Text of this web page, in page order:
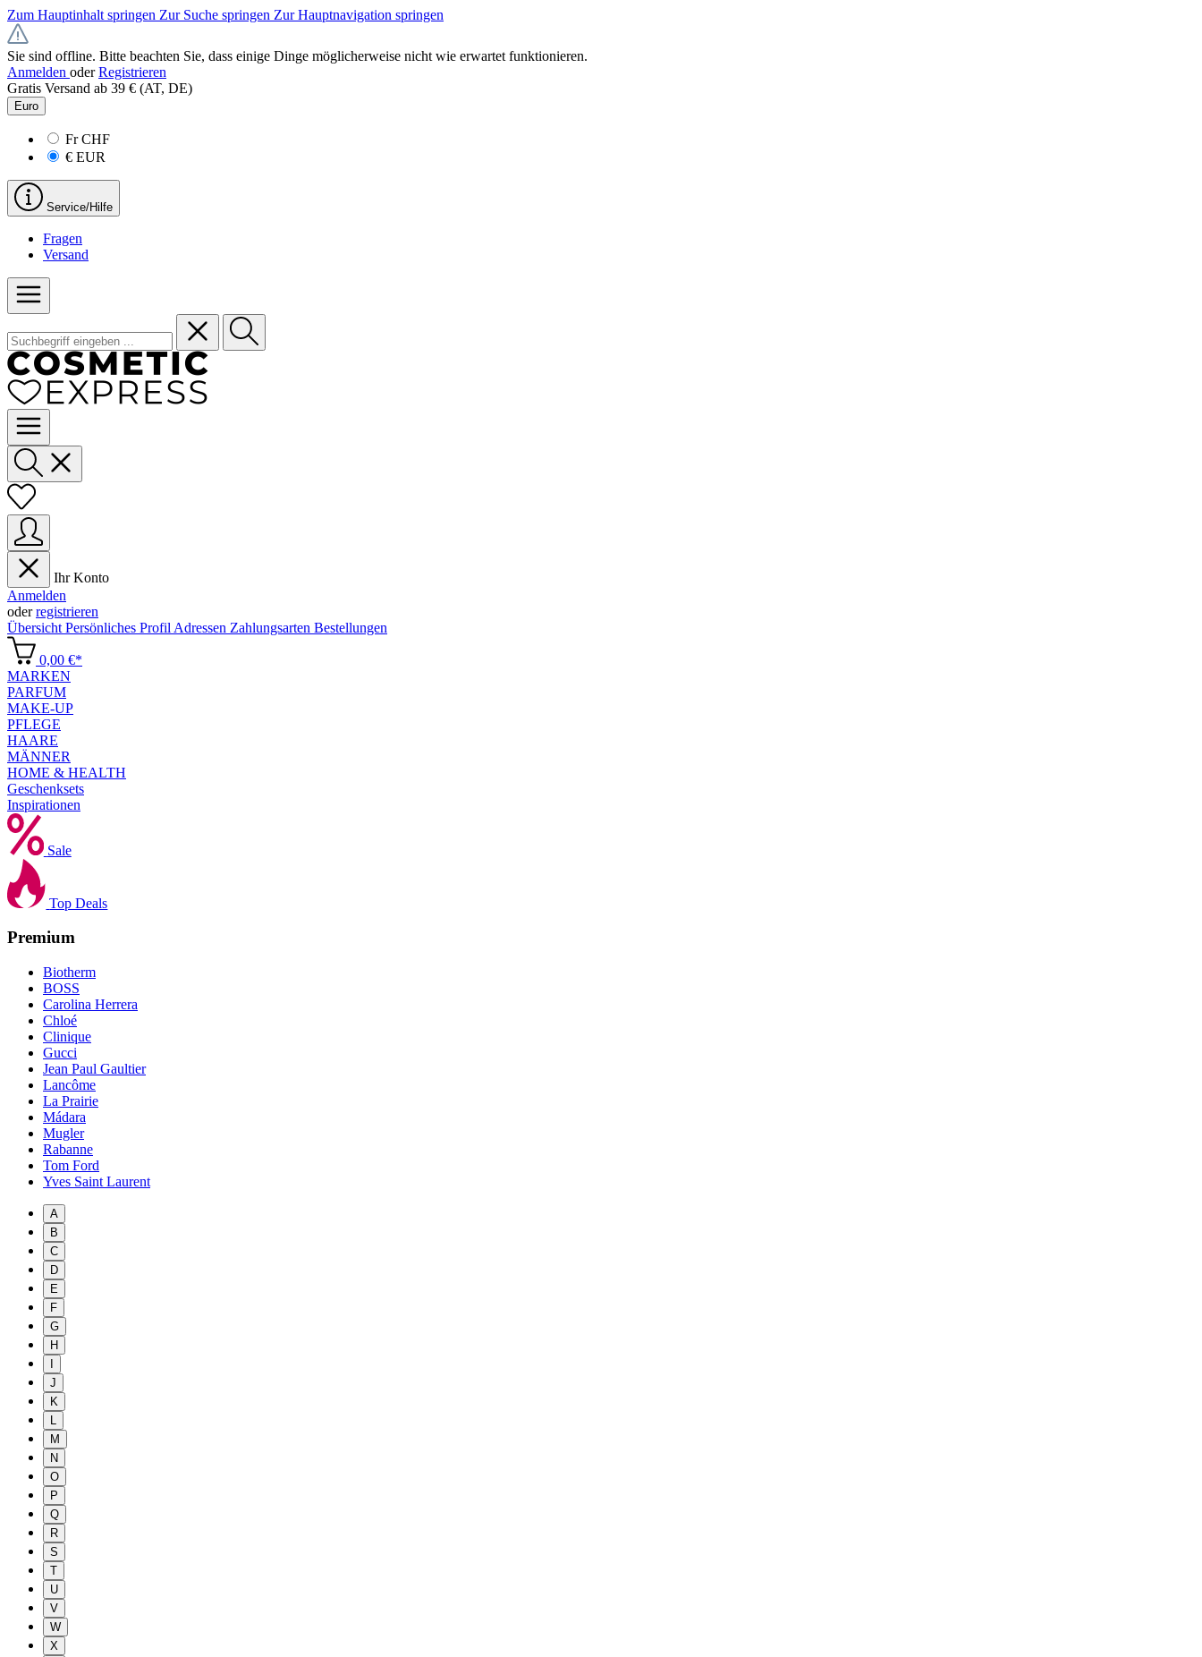
Zum Hauptinhalt springen Zur Suche springen Zur Hauptnavigation springen
Sie sind offline. Bitte beachten Sie, dass einige Dinge möglicherweise nicht wie erwartet funktionieren.
Anmelden oder Registrieren
Gratis Versand ab 39 € (AT, DE)
Euro
FrCHF
€ EUR
Service/Hilfe
Fragen
Versand
Ihr Konto
Anmelden
oderregistrieren
Übersicht Persönliches Profil Adressen Zahlungsarten Bestellungen
0,00 €*
MARKEN
PARFUM
MAKE-UP
PFLEGE
HAARE
MÄNNER
HOME & HEALTH
Geschenksets
Inspirationen
Sale
Top Deals
Premium
Biotherm
BOSS
Carolina Herrera
Chloé
Clinique
Gucci
Jean Paul Gaultier
Lancôme
La Prairie
Mádara
Mugler
Rabanne
Tom Ford
Yves Saint Laurent
A
B
C
D
E
F
G
H
J
K
L
M
N
O
P
Q
R
S
T
U
V
W
X